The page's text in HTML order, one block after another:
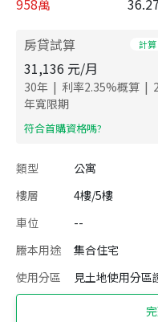
958萬
房貸試算 計算
31,136 元/月
30年 | 利率2.35%概算 | 2
年寬限期
​符合首購資格嗎?
類型 公寓
樓層
4樓/5樓
車位
--
謄本用途
集合住宅
使用分區
見土地使用分區